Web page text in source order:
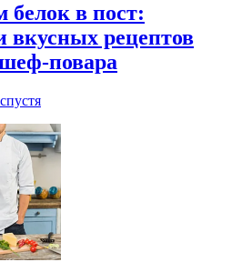
белок в пост:
вкусных рецептов
повара